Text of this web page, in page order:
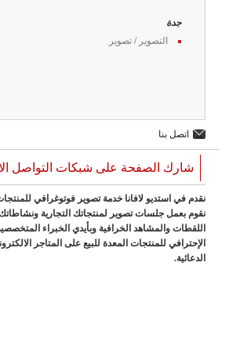
جدة
التصوير / تصوير
اتصل بنا
شارك الصفحة على شبكات التواصل
نقدم في استديو لافانا خدمة تصوير فوتوغرافي
نقوم بعمل جلسات تصوير لمنتجاتك التجارية
اللقطات والمشاهد الخرافية وبأيدي الخبراء
الإحترافي للمنتجات المعدة للبيع على المتاجر
الدعائية.